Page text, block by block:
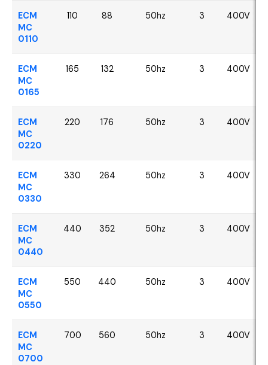
ECM
MC
0110
110 88 50hz 3 400V
ECM
MC
0165
165 132 50hz 3 400V
ECM
MC
0220
220 176 50hz 3 400V
ECM
MC
0330
330 264 50hz 3 400V
ECM
MC
0440
440 352 50hz 3 400V
ECM
MC
0550
550 440 50hz 3 400V
ECM
MC
0700
700 560 50hz 3 400V